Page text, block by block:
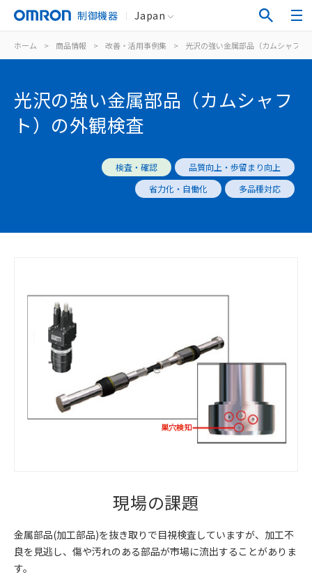
制御機器 Japan
ホーム > 商品情報 > 改善・活用事例集 > 光沢の強い金属部品（カムシャフト
光沢の強い金属部品（カムシャフ
ト）の外観検査
検査・確認
品質向上・歩留まり向上
省力化・自働化
多品種対応
現場の課題
金属部品(加工部品)を抜き取りで目視検査していますが、加工不
良を見逃し、傷や汚れのある部品が市場に流出することがありま
す。